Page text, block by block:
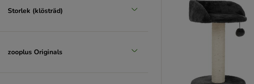
Storlek (klösträd)
zooplus Originals